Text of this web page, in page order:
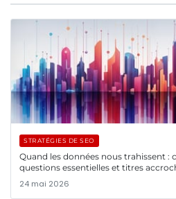
STRATÉGIES DE SEO
Quand les données nous trahissent :
questions essentielles et titres
24 mai 2026